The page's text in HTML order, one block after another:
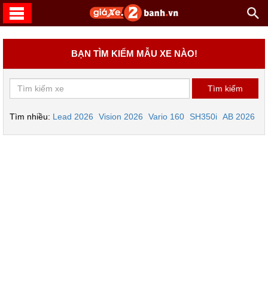
BẠN TÌM KIẾM MẪU XE NÀO!
Tìm nhiều: Lead 2026 Vision 2026 Vario 160 SH350i AB 2026